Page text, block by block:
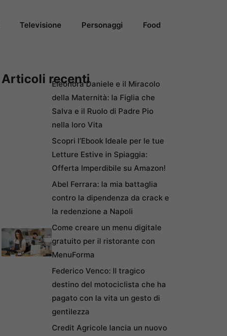
Televisione Personaggi Food
Articoli recentiEleonora Daniele e il Miracolo
della Maternità: la Figlia che
Salva e il Ruolo di Padre Pio
nella loro Vita
Scopri l’Ebook Ideale per le tue
Letture Estive in Spiaggia:
Offerta Imperdibile su Amazon!
Abel Ferrara: la mia battaglia
contro la dipendenza da crack e
la redenzione a Napoli
Come creare un menu digitale
gratuito per il ristorante con
MenuForma
Federico Venco: Il tragico
destino del motociclista che ha
pagato con la vita un gesto di
gentilezza
Credit Agricole lancia un nuovo